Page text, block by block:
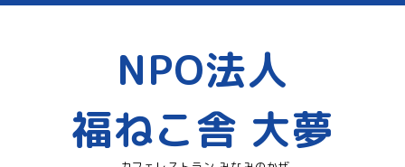
NPO法人
福ねこ舎 大夢